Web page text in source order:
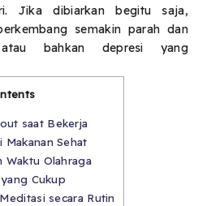
Jika dibiarkan begitu saja,
semakin parah dan
bahkan depresi yang
saat Bekerja
Sehat
Waktu Olahraga
Cukup
secara Rutin